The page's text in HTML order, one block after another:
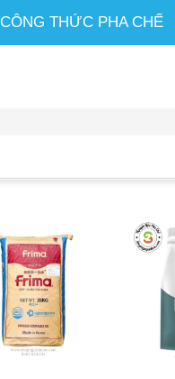
CÔNG THỨC PHA CHẾ